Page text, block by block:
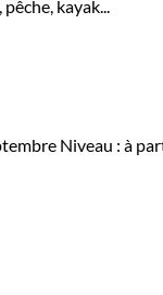
kayak...
Niveau : à